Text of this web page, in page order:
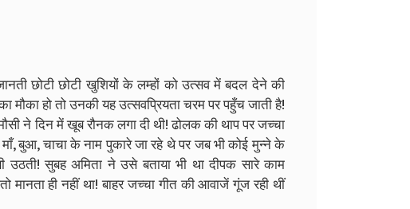
छोटी छोटी खुशियों के लम्हों को उत्सव में बदल देने की
मौका हो तो उनकी यह उत्सवप्रियता चरम पर पहुँच जाती है!
ने दिन में खूब रौनक लगा दी थी! ढोलक की थाप पर जच्चा
माँ, बुआ, चाचा के नाम पुकारे जा रहे थे पर जब भी कोई मुन्ने के
सुबह अमिता ने उसे बताया भी था दीपक सारे काम
ही नहीं था! बाहर जच्चा गीत की आवाजें गूंज रही थीं